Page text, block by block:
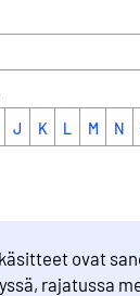
J K L M N
ovat
rajatussa